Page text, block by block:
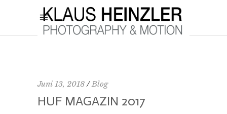
Juni 13, 2018 Blog
HUF MAGAZIN 2017